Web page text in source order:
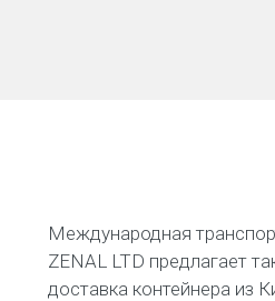
Международная
ZENAL LTD предлагает
доставка контейнера из